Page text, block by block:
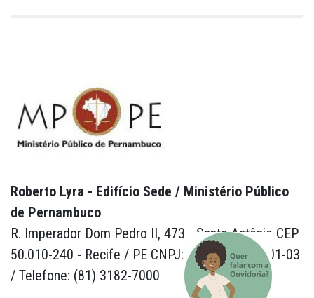
Roberto Lyra - Edifício Sede / Ministério Público
de Pernambuco
R. Imperador Dom Pedro II, 473 - Santo Antônio CEP
50.010-240 - Recife / PE CNPJ: 24.417.065/0001-03
/ Telefone: (81) 3182-7000